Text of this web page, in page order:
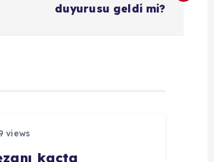
duyurusu geldi mi?
views
kaçta